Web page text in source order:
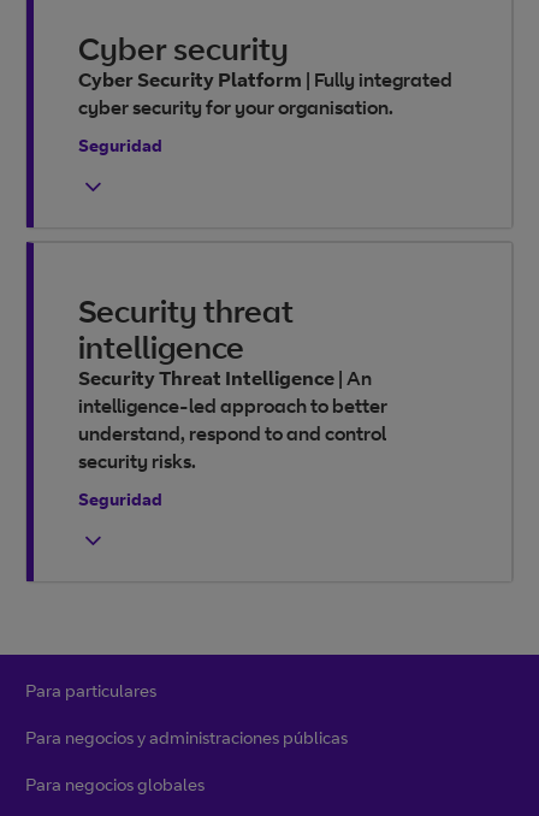
Cyber security
Cyber Security Platform | Fully integrated
cyber security for your organisation.
Seguridad
Security threat
intelligence
Security Threat Intelligence | An
intelligence-led approach to better
understand, respond to and control
security risks.
Seguridad
Para particulares
Para negocios y administraciones públicas
Para negocios globales